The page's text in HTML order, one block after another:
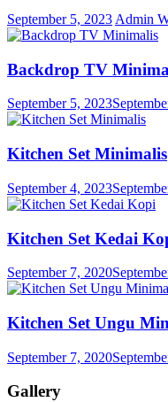
September 5, 2023 Admin
Backdrop TV
September 5, 2023
Kitchen Set Minimalis
September 4, 2023
Kitchen Set Kedai
September 7, 2020
Kitchen Set Ungu
September 7, 2020
Gallery